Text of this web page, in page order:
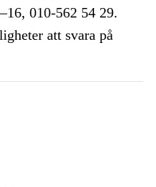
010-562 54 29.
att svara på